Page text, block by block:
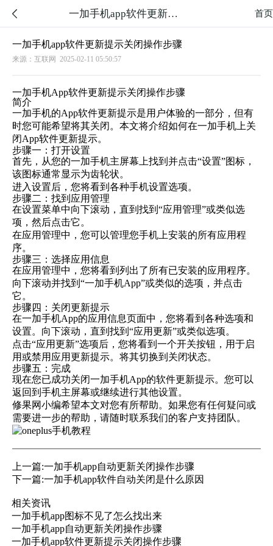
 首页
一加手机app软件更新提示关闭操作步骤
一加手机app软件更新提示关闭操作步骤
来源：互联网 2025-02-11 05:50:57
一加手机App软件更新提示关闭操作步骤
简介
一加手机的App软件更新提示是用户体验的一部分，但有
时您可能希望将其关闭。本文将介绍如何在一加手机上关
闭App软件更新提示。
步骤一：打开设置
首先，从您的一加手机主屏幕上找到并点击“设置”图标，
该图标通常显示为齿轮状。
进入设置后，您将看到各种手机设置选项。
步骤二：找到应用管理
在设置菜单中向下滚动，直到找到“应用管理”或类似选
项，然后点击它。
在应用管理中，您可以管理您手机上安装的所有应用程
序。
步骤三：选择应用信息
在应用管理中，您将看到列出了所有已安装的应用程序。
向下滚动并找到“一加手机App”或类似的选项，并点击
它。
步骤四：关闭更新提示
在一加手机App的应用信息页面中，您将看到各种选项和
设置。向下滚动，直到找到“应用更新”或类似选项。
点击“应用更新”选项后，您将看到一个开关按钮，用于启
用或禁用应用更新提示。将其切换到关闭状态。
步骤五：完成
现在您已成功关闭一加手机App的软件更新提示。您可以
返回到手机主屏幕或继续进行其他设置。
修果网小编希望本文对您有所帮助。如果您有任何疑问或
需要进一步的帮助，请随时联系我们的客户支持团队。
上一篇:一加手机app自动更新关闭操作步骤
下一篇:一加手机app软件自动关闭是什么原因
相关资讯
一加手机app图标不见了怎么找出来
一加手机app自动更新关闭操作步骤
一加手机app软件更新提示关闭操作步骤